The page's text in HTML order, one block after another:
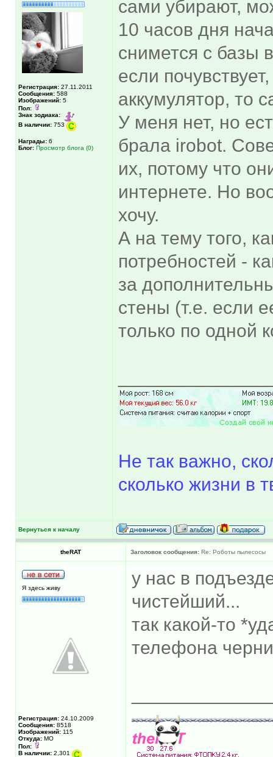
Регистрация: 27.11.2011
Сообщения: 588
Изображений: 5
Пол:
Знак зодиака:
В наличии: 753
Награды: 6
Блог: Просмотр блога (0)
сами убирают,
10 часов дня
снимется с базы
если
аккумулятор, то
У меня нет, но
брала irobot.
их, потому что
интернете. Но
хочу.
А на тему того,
потребностей -
за
стены (т.е. если
только по одной
Не так важно,
сколько жизни в
Вернуться к началу
theRAT Заголовок сообщения: Re: Роботы пылесосы
Я здесь живу
Регистрация: 24.10.2009
Сообщения: 8518
Изображений: 115
Откуда: МО
Пол:
В наличии: 2,301
у нас в
чистейший...
так какой-то
телефона